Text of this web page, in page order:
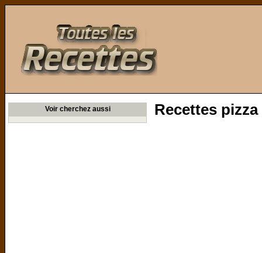
Voir cherchez aussi Recettes